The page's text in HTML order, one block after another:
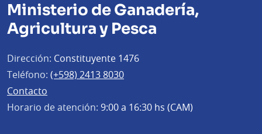
Ministerio de Ganadería,
Agricultura y Pesca
Dirección: Constituyente 1476
Teléfono: (+598) 2413 8030
Contacto
Horario de atención: 9:00 a 16:30 hs (CAM)